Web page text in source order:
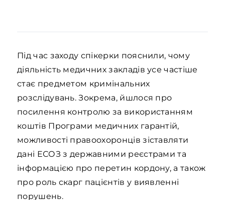
Під час заходу спікерки пояснили, чому
діяльність медичних закладів усе частіше
стає предметом кримінальних
розслідувань. Зокрема, йшлося про
посилення контролю за використанням
коштів Програми медичних гарантій,
можливості правоохоронців зіставляти
дані ЕСОЗ з державними реєстрами та
інформацією про перетин кордону, а також
про роль скарг пацієнтів у виявленні
порушень.